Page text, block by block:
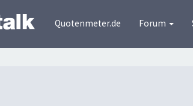
Quotenmeter.de Forum